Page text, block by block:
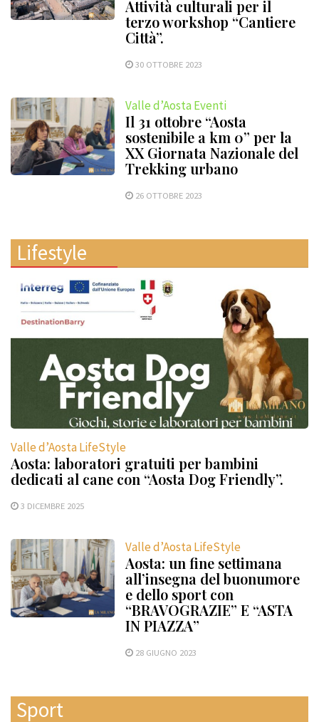
Attività culturali per il
terzo workshop “Cantiere
Città”.
30 OTTOBRE 2023
Valle d’Aosta Eventi
Il 31 ottobre “Aosta
sostenibile a km 0” per la
XX Giornata Nazionale del
Trekking urbano
26 OTTOBRE 2023
Lifestyle
Valle d’Aosta LifeStyle
Aosta: laboratori gratuiti per bambini
dedicati al cane con “Aosta Dog Friendly”.
3 DICEMBRE 2025
Valle d’Aosta LifeStyle
Aosta: un fine settimana
all’insegna del buonumore
e dello sport con
“BRAVOGRAZIE” E “ASTA
IN PIAZZA”
28 GIUGNO 2023
Sport